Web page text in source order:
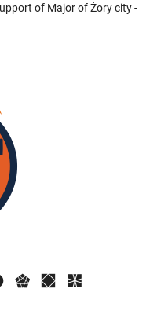
of Major of Żory city -